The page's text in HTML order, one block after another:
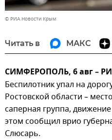
© РИА Новости Крым
Читать в МАКС
СИМФЕРОПОЛЬ, 6 авг –
Беспилотник упал на
Ростовской области –
саперная группа,
этом сообщил врио
Слюсарь.